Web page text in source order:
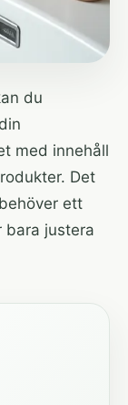
du
med innehåll
. Det
ett
bara justera